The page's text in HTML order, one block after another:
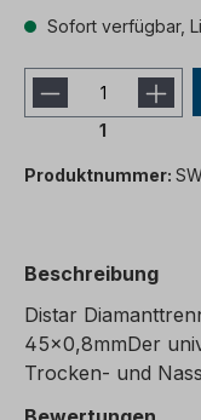
Sofort verfügbar,
1
Produktnummer:
Beschreibung
Distar
45x0,8mmDer
Trocken- und